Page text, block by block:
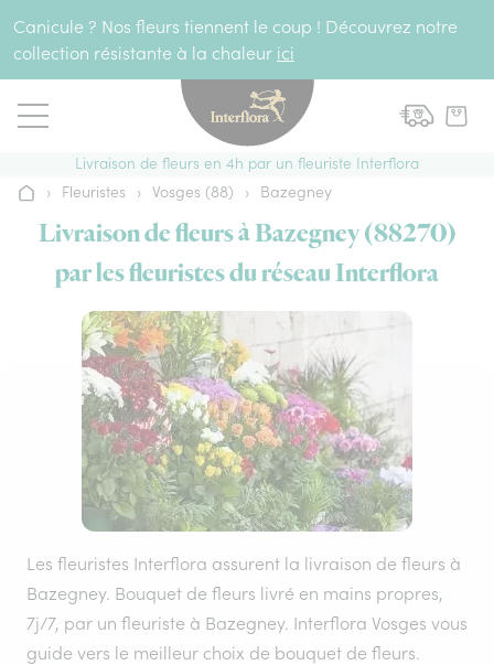
Canicule ? Nos fleurs tiennent le coup ! Découvrez notre
collection résistante à la chaleur ici
Livraison de fleurs en 4h par un fleuriste Interflora
Accueil
› Fleuristes › Vosges (88) › Bazegney
Livraison de fleurs à Bazegney (88270)
par les fleuristes du réseau Interflora
Les fleuristes Interflora assurent la livraison de fleurs à
Bazegney. Bouquet de fleurs livré en mains propres,
7j/7, par un fleuriste à Bazegney. Interflora Vosges vous
guide vers le meilleur choix de bouquet de fleurs.